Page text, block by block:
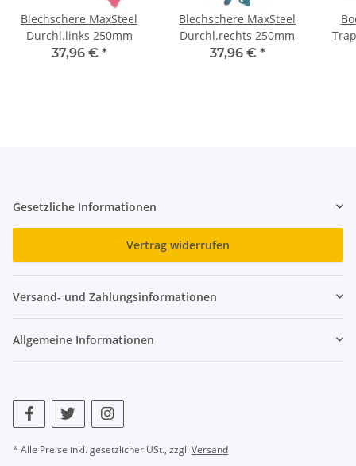
Blechschere MaxSteel
Durchl.links 250mm
37,96 € *
Blechschere MaxSteel
Durchl.rechts 250mm
37,96 € *
Gesetzliche Informationen
Vertrag widerrufen
Versand- und Zahlungsinformationen
Allgemeine Informationen
* Alle Preise inkl. gesetzlicher USt., zzgl.Versand